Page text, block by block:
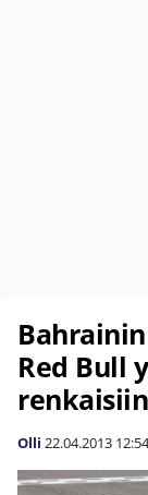
Red Bull
renkaisiin
Olli 22.04.2013 12:54